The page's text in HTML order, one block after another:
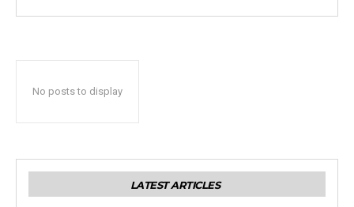
No posts to display
LATEST ARTICLES